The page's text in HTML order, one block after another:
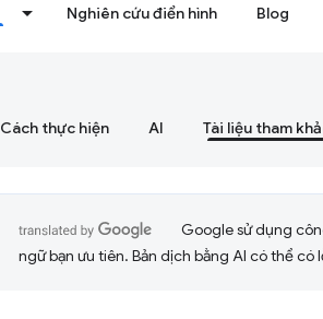
Nghiên cứu điển hình Blog
Cách thực hiện AI Tài liệu tham
Google sử dụng
ngữ bạn ưu tiên. Bản dịch bằng AI có thể có